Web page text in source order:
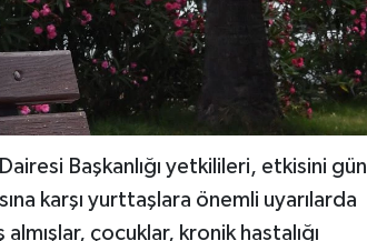
Başkanlığı yetkilileri, etkisini gün
karşı yurttaşlara önemli uyarılarda
çocuklar, kronik hastalığı